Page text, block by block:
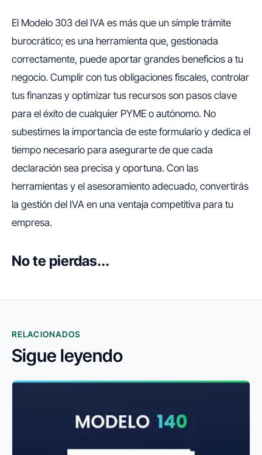
El Modelo 303 del IVA es más que un simple trámite
burocrático; es una herramienta que, gestionada
correctamente, puede aportar grandes beneficios a tu
negocio. Cumplir con tus obligaciones fiscales, controlar
tus finanzas y optimizar tus recursos son pasos clave
para el éxito de cualquier PYME o autónomo. No
subestimes la importancia de este formulario y dedica el
tiempo necesario para asegurarte de que cada
declaración sea precisa y oportuna. Con las
herramientas y el asesoramiento adecuado, convertirás
la gestión del IVA en una ventaja competitiva para tu
empresa.
No te pierdas...
RELACIONADOS
Sigue leyendo